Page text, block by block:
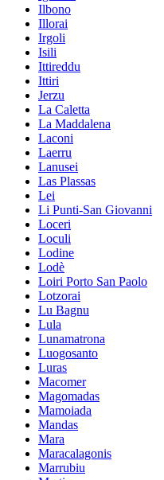
Ilbono
Illorai
Irgoli
Isili
Ittireddu
Ittiri
Jerzu
La Caletta
La Maddalena
Laconi
Laerru
Lanusei
Las Plassas
Lei
Li Punti-San Giovanni
Loceri
Loculi
Lodine
Lodè
Loiri Porto San Paolo
Lotzorai
Lu Bagnu
Lula
Lunamatrona
Luogosanto
Luras
Macomer
Magomadas
Mamoiada
Mandas
Mara
Maracalagonis
Marrubiu